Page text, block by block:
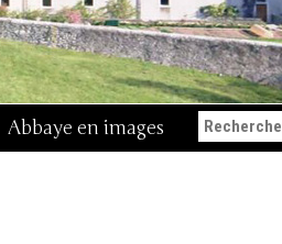
Abbaye en images